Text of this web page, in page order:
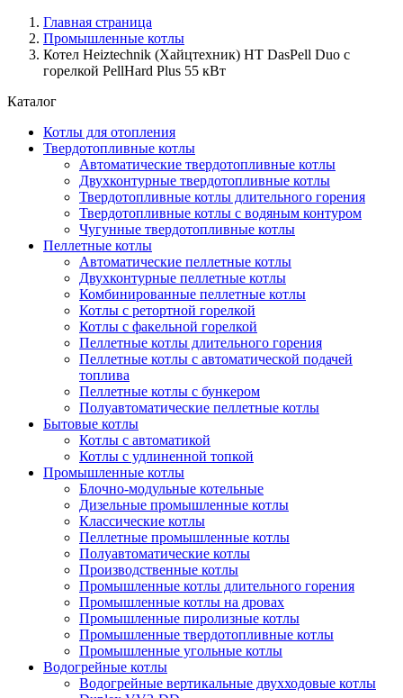
Главная страница
Промышленные котлы
Котел Heiztechnik (Хайцтехник) HT DasPell Duo с
горелкой PellHard Plus 55 кВт
Каталог
Котлы для отопления
Твердотопливные котлы
Автоматические твердотопливные котлы
Двухконтурные твердотопливные котлы
Твердотопливные котлы длительного горения
Твердотопливные котлы с водяным контуром
Чугунные твердотопливные котлы
Пеллетные котлы
Автоматические пеллетные котлы
Двухконтурные пеллетные котлы
Комбинированные пеллетные котлы
Котлы с ретортной горелкой
Котлы с факельной горелкой
Пеллетные котлы длительного горения
Пеллетные котлы с автоматической подачей
топлива
Пеллетные котлы с бункером
Полуавтоматические пеллетные котлы
Бытовые котлы
Котлы с автоматикой
Котлы с удлиненной топкой
Промышленные котлы
Блочно-модульные котельные
Дизельные промышленные котлы
Классические котлы
Пеллетные промышленные котлы
Полуавтоматические котлы
Производственные котлы
Промышленные котлы длительного горения
Промышленные котлы на дровах
Промышленные пиролизные котлы
Промышленные твердотопливные котлы
Промышленные угольные котлы
Водогрейные котлы
Водогрейные вертикальные двухходовые котлы